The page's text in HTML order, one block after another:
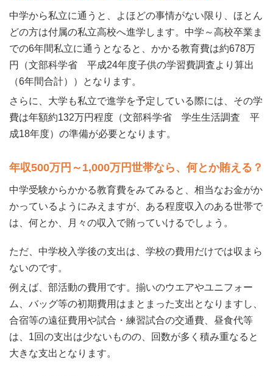
中学から私立に通うと、よほどの事情がない限り、ほとん
どの方は付属の私立高校へ進学します。中学～高校卒業ま
での6年間私立に通うとなると、かかる教育費は約678万
円（文部科学省 平成24年度子供の学習費調査より算出
（6年間合計））となります。
さらに、大学も私立で進学を予定している際には、その学
費は年額約132万円程度（文部科学省 学生生活調査 平
成18年度）の準備が必要となります。
年収500万円～1,000万円世帯なら、何とか賄える？
中学受験からかかる教育費をみてみると、相当なお金がか
かっているようにみえますが、ある程度収入のある世帯で
は、何とか、月々の収入で賄っていけるでしょう。
ただ、中学校入学後の支出は、学校の費用だけでは収まら
ないのです。
例えば、部活動の費用です。揃いのウエアやユニフォー
ム、バッグ等の初期費用はまとまった支出となりますし、
合宿等の遠征費用や試合・練習試合の交通費、昼食代等
は、1回の支出は少ないものの、回数が多く積み重なると
大きな支出となります。